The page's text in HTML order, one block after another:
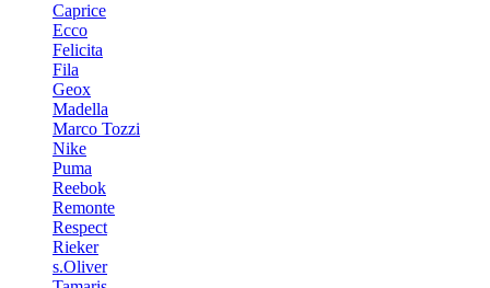
Caprice
Ecco
Felicita
Fila
Geox
Madella
Marco Tozzi
Nike
Puma
Reebok
Remonte
Respect
Rieker
s.Oliver